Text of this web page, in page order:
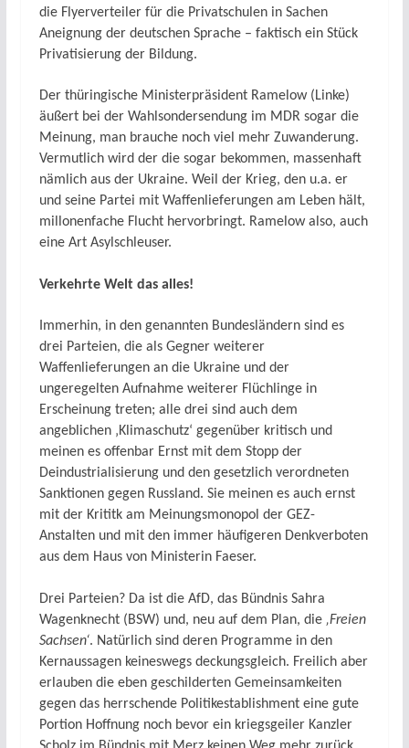
die Flyerverteiler für die Privatschulen in Sachen
Aneignung der deutschen Sprache – faktisch ein Stück
Privatisierung der Bildung.
Der thüringische Ministerpräsident Ramelow (Linke)
äußert bei der Wahlsondersendung im MDR sogar die
Meinung, man brauche noch viel mehr Zuwanderung.
Vermutlich wird der die sogar bekommen, massenhaft
nämlich aus der Ukraine. Weil der Krieg, den u.a. er
und seine Partei mit Waffenlieferungen am Leben hält,
millonenfache Flucht hervorbringt. Ramelow also, auch
eine Art Asylschleuser.
Verkehrte Welt das alles!
Immerhin, in den genannten Bundesländern sind es
drei Parteien, die als Gegner weiterer
Waffenlieferungen an die Ukraine und der
ungeregelten Aufnahme weiterer Flüchlinge in
Erscheinung treten; alle drei sind auch dem
angeblichen ‚Klimaschutz‘ gegenüber kritisch und
meinen es offenbar Ernst mit dem Stopp der
Deindustrialisierung und den gesetzlich verordneten
Sanktionen gegen Russland. Sie meinen es auch ernst
mit der Krititk am Meinungsmonopol der GEZ-
Anstalten und mit den immer häufigeren Denkverboten
aus dem Haus von Ministerin Faeser.
Drei Parteien? Da ist die AfD, das Bündnis Sahra
Wagenknecht (BSW) und, neu auf dem Plan, die ‚Freien
Sachsen‘. Natürlich sind deren Programme in den
Kernaussagen keineswegs deckungsgleich. Freilich aber
erlauben die eben geschilderten Gemeinsamkeiten
gegen das herrschende Politikestablishment eine gute
Portion Hoffnung noch bevor ein kriegsgeiler Kanzler